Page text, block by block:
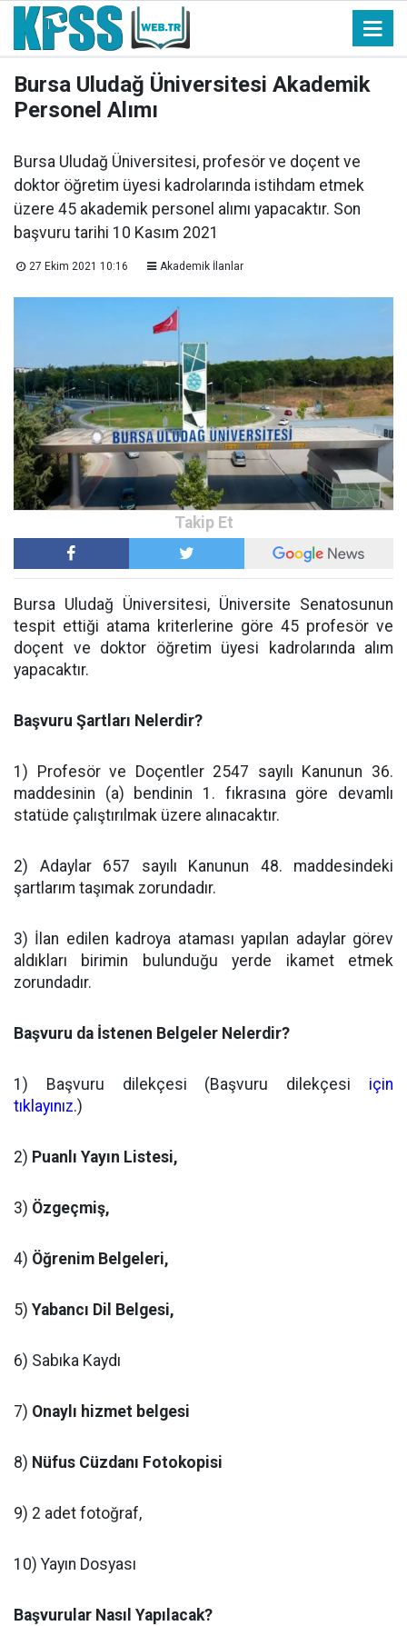
Bursa Uludağ Üniversitesi Akademik
Personel Alımı
Bursa Uludağ Üniversitesi, profesör ve doçent ve
doktor öğretim üyesi kadrolarında istihdam etmek
üzere 45 akademik personel alımı yapacaktır. Son
başvuru tarihi 10 Kasım 2021
27 Ekim 2021 10:16 Akademik İlanlar
Bursa Uludağ Üniversitesi, Üniversite Senatosunun
tespit ettiği atama kriterlerine göre 45 profesör ve
doçent ve doktor öğretim üyesi kadrolarında alım
yapacaktır.
Başvuru Şartları Nelerdir?
1) Profesör ve Doçentler 2547 sayılı Kanunun 36.
maddesinin (a) bendinin 1. fıkrasına göre devamlı
statüde çalıştırılmak üzere alınacaktır.
2) Adaylar 657 sayılı Kanunun 48. maddesindeki
şartlarım taşımak zorundadır.
3) İlan edilen kadroya ataması yapılan adaylar görev
aldıkları birimin bulunduğu yerde ikamet etmek
zorundadır.
Başvuru da İstenen Belgeler Nelerdir?
1) Başvuru dilekçesi (Başvuru dilekçesi için
tıklayınız.)
2) Puanlı Yayın Listesi,
3) Özgeçmiş,
4) Öğrenim Belgeleri,
5) Yabancı Dil Belgesi,
6) Sabıka Kaydı
7) Onaylı hizmet belgesi
8) Nüfus Cüzdanı Fotokopisi
9) 2 adet fotoğraf,
10) Yayın Dosyası
Başvurular Nasıl Yapılacak?